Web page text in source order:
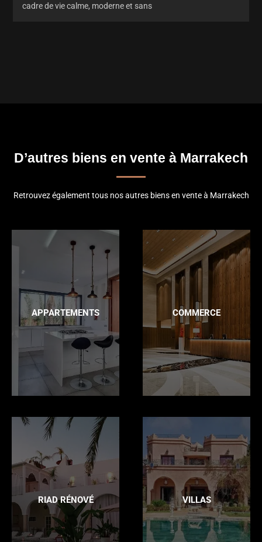
cadre de vie calme, moderne et sans
D’autres biens en vente à Marrakech
Retrouvez également tous nos autres biens en vente à Marrakech
APPARTEMENTS COMMERCE
RIAD RÉNOVÉ VILLAS